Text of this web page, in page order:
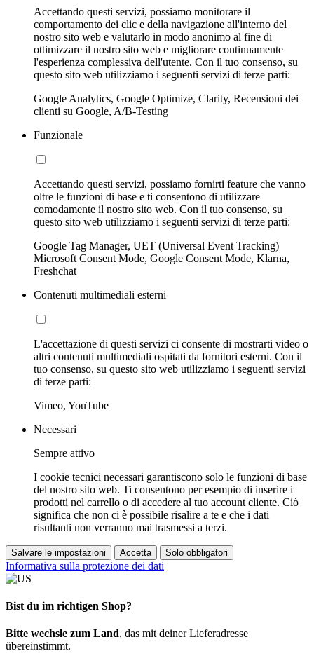
Accettando questi servizi, possiamo monitorare il
comportamento dei clic e della navigazione all'interno del
nostro sito web e valutarlo in modo anonimo al fine di
ottimizzare il nostro sito web e migliorare continuamente
l'esperienza complessiva dell'utente. Con il tuo consenso, su
questo sito web utilizziamo i seguenti servizi di terze parti:
Google Analytics, Google Optimize, Clarity, Recensioni dei
clienti su Google, A/B-Testing
Funzionale
Accettando questi servizi, possiamo fornirti feature che vanno
oltre le funzioni di base e ti consentono di utilizzare
comodamente il nostro sito web. Con il tuo consenso, su
questo sito web utilizziamo i seguenti servizi di terze parti:
Google Tag Manager, UET (Universal Event Tracking)
Microsoft Consent Mode, Google Consent Mode, Klarna,
Freshchat
Contenuti multimediali esterni
L'accettazione di questi servizi ci consente di mostrarti video o
altri contenuti multimediali ospitati da fornitori esterni. Con il
tuo consenso, su questo sito web utilizziamo i seguenti servizi
di terze parti:
Vimeo, YouTube
Necessari
Sempre attivo
I cookie tecnici necessari garantiscono solo le funzioni di base
del nostro sito web. Ti consentono per esempio di inserire i
prodotti nel carrello o di accedere al tuo account cliente. Ciò
significa che non ci è possibile risalire a te e che i dati
risultanti non verranno mai trasmessi a terzi.
Salvare le impostazioni Accetta Solo obbligatori
Informativa sulla protezione dei dati
Bist du im richtigen Shop?
Bitte wechsle zum Land, das mit deiner Lieferadresse
übereinstimmt.